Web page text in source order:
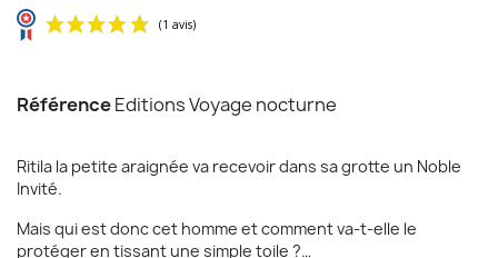
RéférenceEditions Voyage nocturne
Ritila la petite araignée va recevoir dans sa grotte un Noble
Invité.
Mais qui est donc cet homme et comment va-t-elle le
protéger en tissant une simple toile ?…